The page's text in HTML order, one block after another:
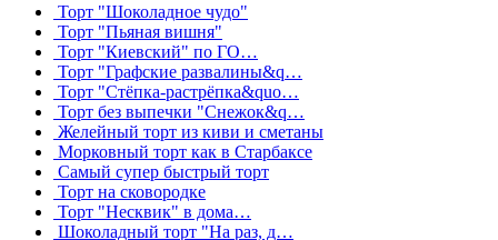
Торт "Шоколадное чудо"
Торт "Пьяная вишня"
Торт "Киевский" по ГО…
Торт "Графские развалины&q…
Торт "Стёпка-растрёпка&quo…
Торт без выпечки "Снежок&q…
Желейный торт из киви и сметаны
Морковный торт как в Старбаксе
Самый супер быстрый торт
Торт на сковородке
Торт "Несквик" в дома…
Шоколадный торт "На раз, д…